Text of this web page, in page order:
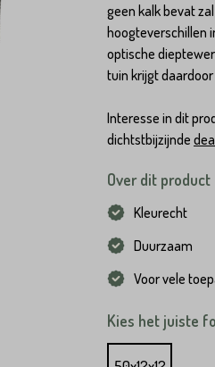
geen kalk bevat
hoogteverschillen
optische
tuin krijgt
Interesse in dit
dichtstbijzijnde
Over dit product
Kleurecht
Duurzaam
Voor vele
Kies het juiste